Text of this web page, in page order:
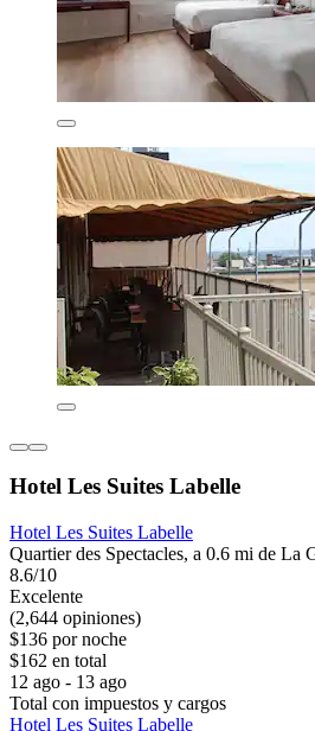
Hotel Les Suites Labelle
Hotel Les Suites Labelle
Quartier des Spectacles, a 0.6 mi de La
8.6/10
Excelente
(2,644 opiniones)
$136 por noche
$162 en total
12 ago - 13 ago
Total con impuestos y cargos
Hotel Les Suites Labelle